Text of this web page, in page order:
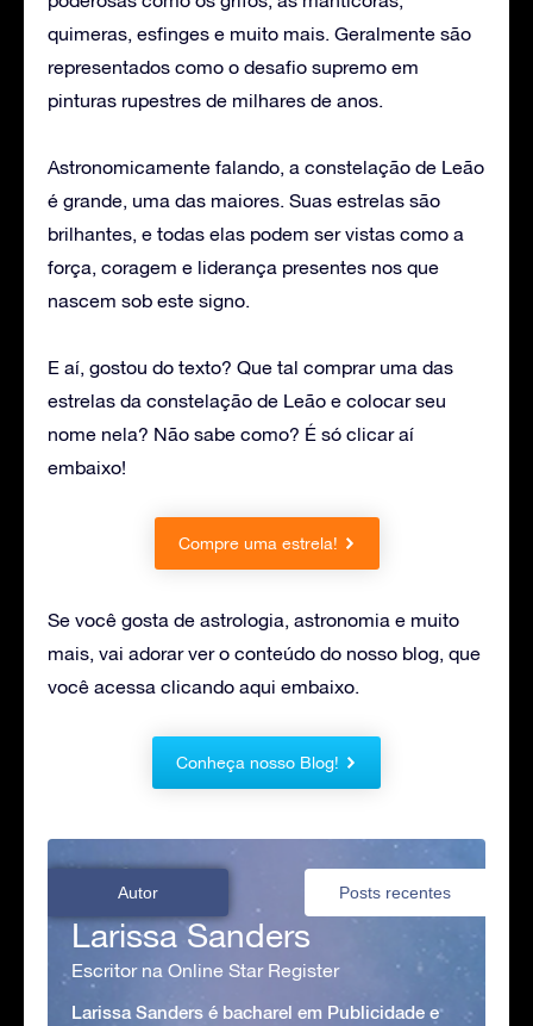
quimeras, esfinges e muito mais. Geralmente são
representados como o desafio supremo em
pinturas rupestres de milhares de anos.
Astronomicamente falando, a constelação de Leão
é grande, uma das maiores. Suas estrelas são
brilhantes, e todas elas podem ser vistas como a
força, coragem e liderança presentes nos que
nascem sob este signo.
E aí, gostou do texto? Que tal comprar uma das
estrelas da constelação de Leão e colocar seu
nome nela? Não sabe como? É só clicar aí
embaixo!
Compre uma estrela!
Se você gosta de astrologia, astronomia e muito
mais, vai adorar ver o conteúdo do nosso blog, que
você acessa clicando aqui embaixo.
Conheça nosso Blog!
Autor Posts recentes
Larissa Sanders
Escritor na Online Star Register
Larissa Sanders é bacharel em Publicidade e